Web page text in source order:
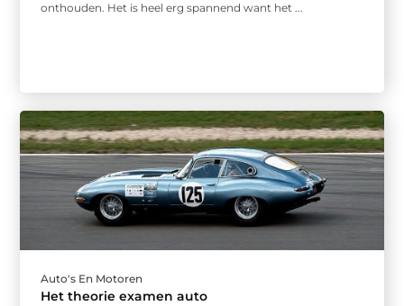
onthouden. Het is heel erg spannend want het ...
Auto's En Motoren
Het theorie examen auto